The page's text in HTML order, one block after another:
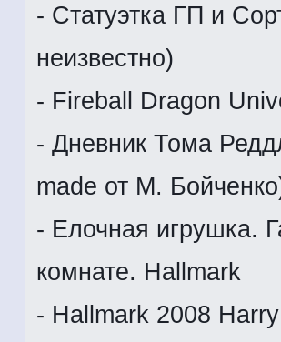
- Статуэтка ГП и
неизвестно)
- Fireball Dragon
- Дневник Тома
made от М.
- Елочная игрушка.
комнате. Hallmark
- Hallmark 2008